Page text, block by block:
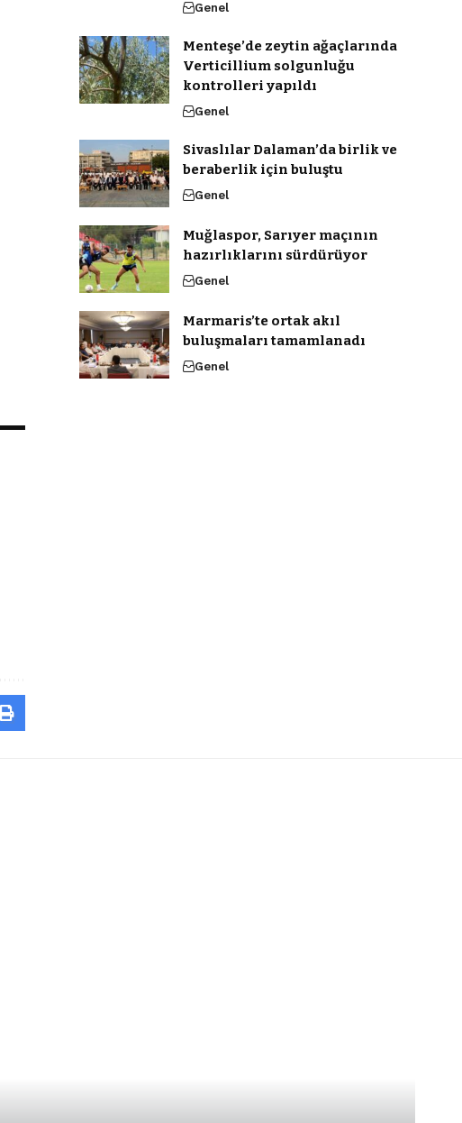
Genel
Menteşe’de zeytin ağaçlarında
Verticillium solgunluğu
kontrolleri yapıldı
Genel
Sivaslılar Dalaman’da birlik ve
beraberlik için buluştu
Genel
Muğlaspor, Sarıyer maçının
hazırlıklarını sürdürüyor
Genel
Marmaris’te ortak akıl
buluşmaları tamamlanadı
Genel